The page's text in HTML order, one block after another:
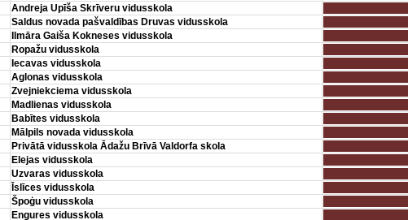
Andreja Upīša Skrīveru vidusskola
Saldus novada pašvaldības Druvas vidusskola
Ilmāra Gaiša Kokneses vidusskola
Ropažu vidusskola
Iecavas vidusskola
Aglonas vidusskola
Zvejniekciema vidusskola
Madlienas vidusskola
Babītes vidusskola
Mālpils novada vidusskola
Privātā vidusskola Ādažu Brīvā Valdorfa skola
Elejas vidusskola
Uzvaras vidusskola
Īslīces vidusskola
Špoģu vidusskola
Engures vidusskola